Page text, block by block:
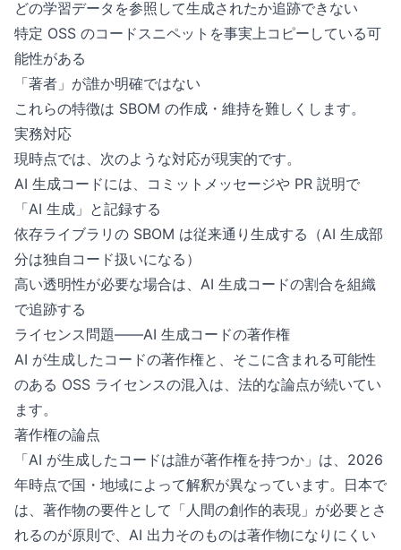
どの学習データを参照して生成されたか追跡できない
特定 OSS のコードスニペットを事実上コピーしている可
能性がある
「著者」が誰か明確ではない
これらの特徴は SBOM の作成・維持を難しくします。
実務対応
現時点では、次のような対応が現実的です。
AI 生成コードには、コミットメッセージや PR 説明で
「AI 生成」と記録する
依存ライブラリの SBOM は従来通り生成する（AI 生成部
分は独自コード扱いになる）
高い透明性が必要な場合は、AI 生成コードの割合を組織
で追跡する
ライセンス問題——AI 生成コードの著作権
AI が生成したコードの著作権と、そこに含まれる可能性
のある OSS ライセンスの混入は、法的な論点が続いてい
ます。
著作権の論点
「AI が生成したコードは誰が著作権を持つか」は、2026
年時点で国・地域によって解釈が異なっています。日本で
は、著作物の要件として「人間の創作的表現」が必要とさ
れるのが原則で、AI 出力そのものは著作物になりにくい